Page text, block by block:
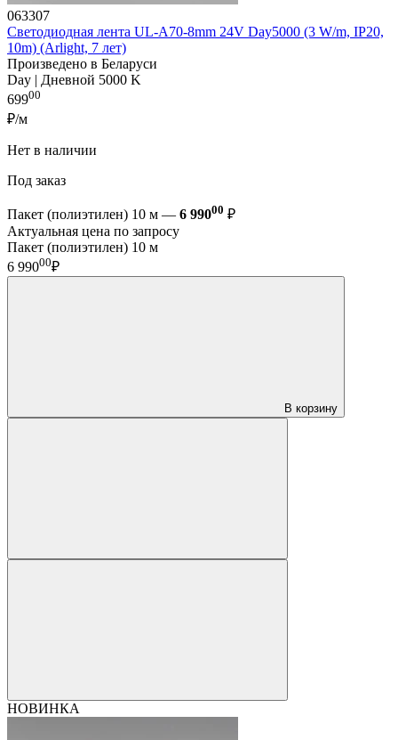
063307
Светодиодная лента UL-A70-8mm 24V Day5000 (3 W/m, IP20,
10m) (Arlight, 7 лет)
Произведено в Беларуси
Day | Дневной 5000 K
69900
₽/м
Нет в наличии
Под заказ
Пакет (полиэтилен) 10 м — 6 99000 ₽
Актуальная цена по запросу
Пакет (полиэтилен) 10 м
6 99000₽
В корзину
НОВИНКА